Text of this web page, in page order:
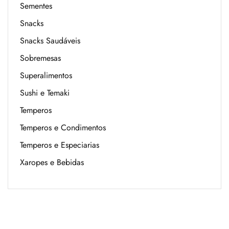
Sementes
Snacks
Snacks Saudáveis
Sobremesas
Superalimentos
Sushi e Temaki
Temperos
Temperos e Condimentos
Temperos e Especiarias
Xaropes e Bebidas